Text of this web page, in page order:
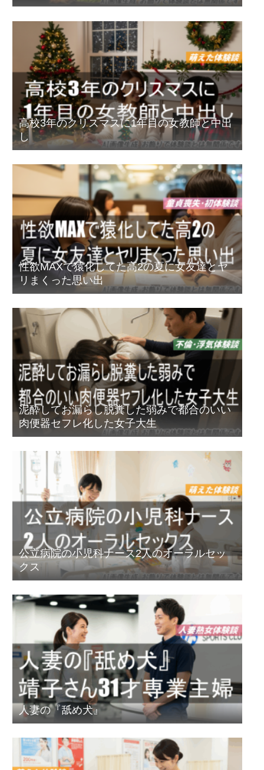
高校3年のクリスマスに1年目の女教師と中出
し
性欲MAXで猿化してた高2の夏に女友達とヤ
リまくった思い出
泥酔してお漏らし脱糞した弱みで都合のいい
肉便器セフレ化した女子大生
公立病院の小児科ナース2人のオーラルセッ
クス
人妻の『舐め犬』